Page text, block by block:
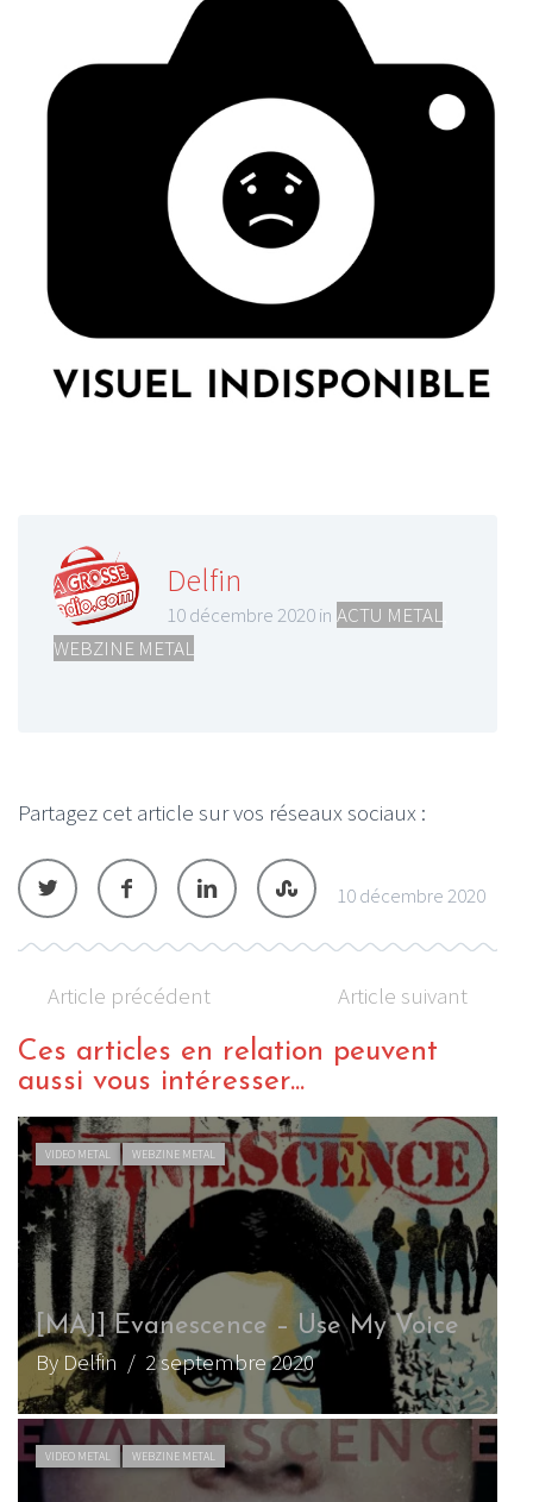
Delfin
10 décembre 2020 in ACTU METAL
WEBZINE METAL
Partagez cet article sur vos réseaux sociaux :
10 décembre 2020
Article précédent Article suivant
Ces articles en relation peuvent
aussi vous intéresser...
VIDEO METAL WEBZINE METAL
[MAJ] Evanescence – Use My Voice
By Delfin / 2 septembre 2020
VIDEO METAL WEBZINE METAL